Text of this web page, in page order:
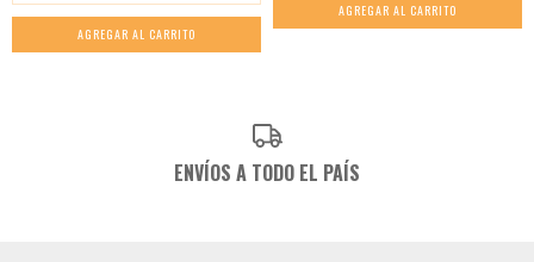
ENVÍOS A TODO EL PAÍS